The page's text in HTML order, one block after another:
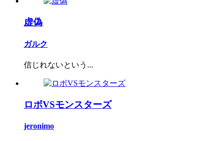
虚偽
ガルク
信じれないという...
ロボVSモンスターズ
jeronimo